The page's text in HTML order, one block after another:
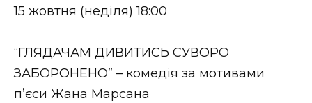
ФОТО
15 жовтня (неділя) 18:00
“ГЛЯДАЧАМ ДИВИТИСЬ СУВОРО
ЗАБОРОНЕНО” – комедія за мотивами
п’єси Жана Марсана